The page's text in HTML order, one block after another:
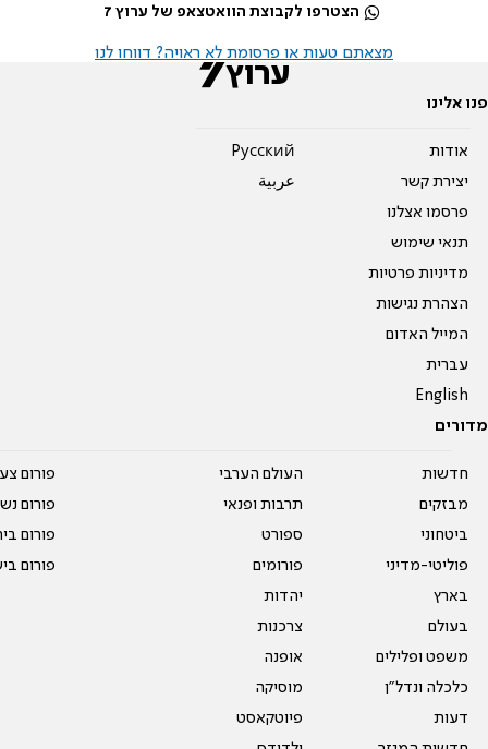
הצטרפו לקבוצת הוואטצאפ של ערוץ 7
מצאתם טעות או פרסומת לא ראויה? דווחו לנו
פנו אלינו
אודות
יצירת קשר
פרסמו אצלנו
תנאי שימוש
מדיניות פרטיות
הצהרת נגישות
המייל האדום
עברית
English
Pусский
عربية
מדורים
חדשות
מבזקים
ביטחוני
פוליטי-מדיני
בארץ
בעולם
משפט ופלילים
כלכלה ונדל"ן
דעות
העולם הערבי
תרבות ופנאי
ספורט
פורומים
יהדות
צרכנות
אופנה
מוסיקה
פיוטקאסט
פורום
פורום
פורום
פורום